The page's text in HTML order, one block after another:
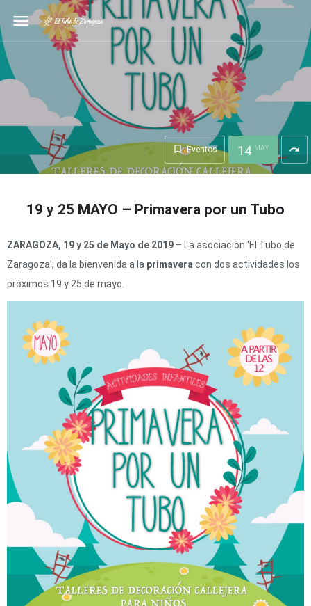
menu
Eventos MAY
14 redo
19 y 25 MAYO – Primavera por un Tubo
ZARAGOZA, 19 y 25 de Mayo de 2019 – La asociación ‘El Tubo de
Zaragoza’, da la bienvenida a la primavera con dos actividades los
próximos 19 y 25 de mayo.